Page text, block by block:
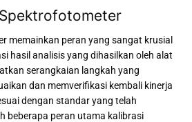
memainkan peran yang sangat krusial
hasil analisis yang dihasilkan oleh alat
serangkaian langkah yang
dan memverifikasi kembali kinerja
dengan standar yang telah
beberapa peran utama kalibrasi